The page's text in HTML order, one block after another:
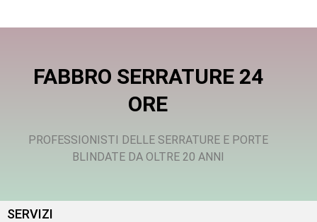
FABBRO SERRATURE 24
ORE
PROFESSIONISTI DELLE SERRATURE E PORTE
BLINDATE DA OLTRE 20 ANNI
SERVIZI